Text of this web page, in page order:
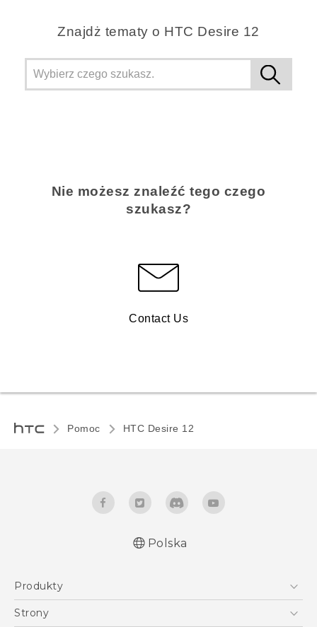
Znajdż tematy o HTC Desire 12
Nie możesz znaleźć tego czego
szukasz?
Contact Us
Pomoc HTC Desire 12‎
Polska
Produkty
Smartfony
Strony